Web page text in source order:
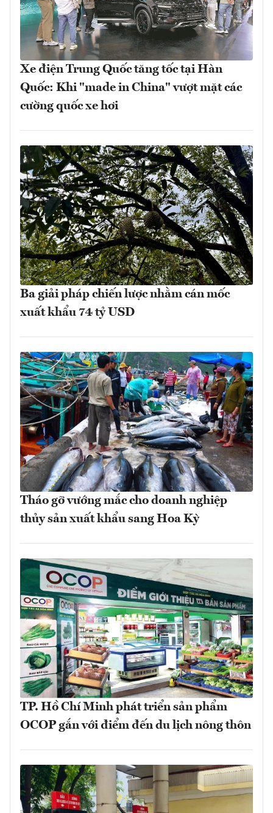
Xe điện Trung Quốc tăng tốc tại Hàn
Quốc: Khi "made in China" vượt mặt các
cường quốc xe hơi
Ba giải pháp chiến lược nhằm cán mốc
xuất khẩu 74 tỷ USD
Tháo gỡ vướng mắc cho doanh nghiệp
thủy sản xuất khẩu sang Hoa Kỳ
TP. Hồ Chí Minh phát triển sản phẩm
OCOP gắn với điểm đến du lịch nông thôn